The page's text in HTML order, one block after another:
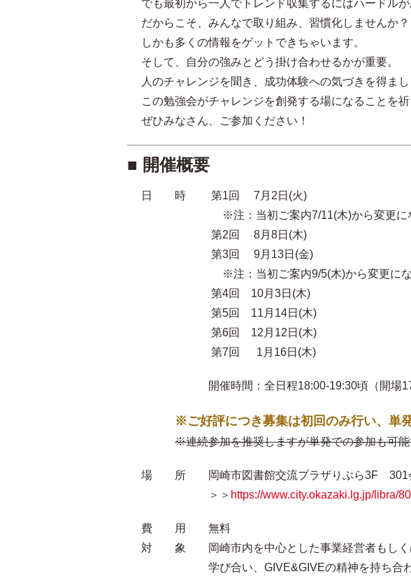
でも最初から一人でトレンド収集するにはハードルが
だからこそ、みんなで取り組み、習慣化しませんか？
しかも多くの情報をゲットできちゃいます。
そして、自分の強みとどう掛け合わせるかが重要。
人のチャレンジを聞き、成功体験への気づきを得まし
この勉強会がチャレンジを創発する場になることを祈
ぜひみなさん、ご参加ください！
■ 開催概要
日 時 第1回 7月2日(火)
※注：当初ご案内7/11(木)から変更にな
第2回 8月8日(木)
第3回 9月13日(金)
※注：当初ご案内9/5(木)から変更にな
第4回 10月3日(木)
第5回 11月14日(木)
第6回 12月12日(木)
第7回 1月16日(木)
開催時間：全日程18:00-19:30頃（開場
※ご好評につき募集は初回のみ行い、単
※連続参加を推奨しますが単発での参加も可
場 所 岡崎市図書館交流プラザりぶら3F 301
＞＞ https://www.city.okazaki.lg.jp/libra/
費 用 無料
対 象 岡崎市内を中心とした事業経営者もしく
学び合い、GIVE&GIVEの精神を持ち合わ